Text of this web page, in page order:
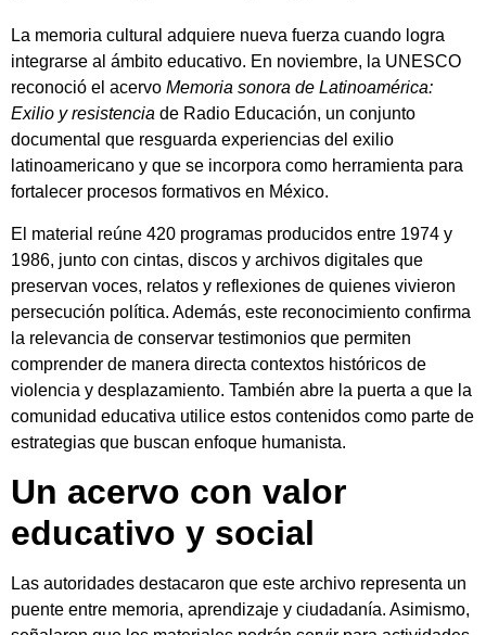
La memoria cultural adquiere nueva fuerza cuando logra
integrarse al ámbito educativo. En noviembre, la UNESCO
reconoció el acervo Memoria sonora de Latinoamérica:
Exilio y resistencia de Radio Educación, un conjunto
documental que resguarda experiencias del exilio
latinoamericano y que se incorpora como herramienta para
fortalecer procesos formativos en México.
El material reúne 420 programas producidos entre 1974 y
1986, junto con cintas, discos y archivos digitales que
preservan voces, relatos y reflexiones de quienes vivieron
persecución política. Además, este reconocimiento confirma
la relevancia de conservar testimonios que permiten
comprender de manera directa contextos históricos de
violencia y desplazamiento. También abre la puerta a que la
comunidad educativa utilice estos contenidos como parte de
estrategias que buscan enfoque humanista.
Un acervo con valor
educativo y social
Las autoridades destacaron que este archivo representa un
puente entre memoria, aprendizaje y ciudadanía. Asimismo,